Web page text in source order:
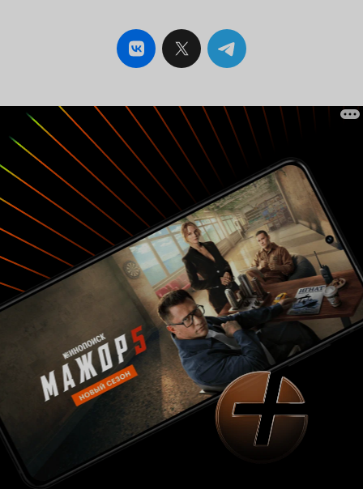
крутил, так и не смог уловить нарратив
ругаются, бывает. Дальнейшее развитие
событий, учитывая отсутствие формальной
много – или у него, или у нее, однако не в
каком из вариантов концы не сходятся. Если у
него, то откуда триллер? Если у нее, то какое
она ко всему вот этому вот имеет отношение?
Еще большую неопределенность вносят
пояснения после титров, где прямо говориться
кому все вот это вот посвящается. Тут конечно
если надеть шапочку из фольги и включить
конспирологию, то можно предположить, что
тут имеется в виду символическая квартира,
где дочь видит только круги на воде от каких-
то событий. Не до конца понимая куда и как
смотреть, она пытается додумать источник их
происхождения и ситуация ей видится как-то
вот так, но даже в таком режиме остается один
принципиальный момент – без пояснений в
конце выйти на такую интерпретацию не
возможно в принципе, а в такой
интерпретации, даже если проигнорировать
все что ее не подтверждает – остается вопрос
почему актеры явно ровесники? Может
конечно быть, что тут была попытка поженить 2
конфликта, но это уже явный синдром поиска
глубинного смысла. В результате как ни крутил
увиденное, так и не смог понять авторскую
задумку, поэтому оценка «никак». Если вдруг у